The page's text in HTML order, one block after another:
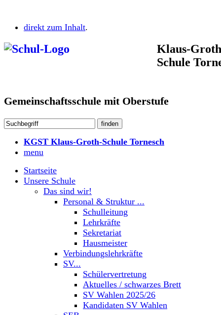
direkt zum Inhalt.
Klaus-
Schule
Gemeinschaftsschule mit Oberstufe
KGST Klaus-Groth-Schule Tornesch
menu
Startseite
Unsere Schule
Das sind wir!
Personal & Struktur ...
Schulleitung
Lehrkräfte
Sekretariat
Hausmeister
Verbindungslehrkräfte
SV...
Schülervertretung
Aktuelles / schwarzes Brett
SV Wahlen 2025/26
Kandidaten SV Wahlen